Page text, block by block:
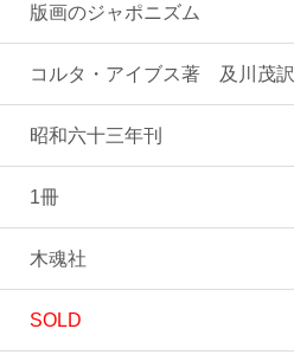
版画のジャポニズム
コルタ・アイブス著 及川茂訳
昭和六十三年刊
1冊
木魂社
SOLD